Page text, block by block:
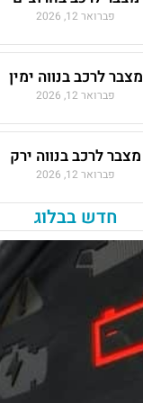
פברואר 12, 2026
מצבר לרכב בנווה ימין
פברואר 12, 2026
מצבר לרכב בנווה ירק
פברואר 12, 2026
חדש בבלוג